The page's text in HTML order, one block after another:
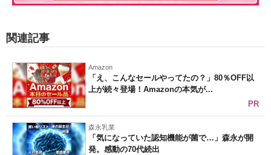
関連記事
Amazon
「え、こんなセールやってたの？」80％OFF以
上が続々登場！Amazonの本気が...
PR
森永乳業
「気になっていた認知機能が菌で…」森永が開
発。感動の70代続出